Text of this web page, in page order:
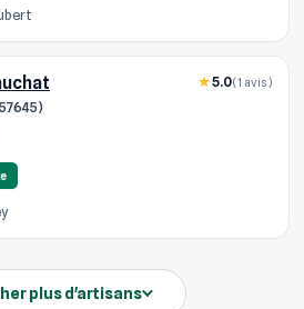
5.0(1 avis)
plus d'artisans